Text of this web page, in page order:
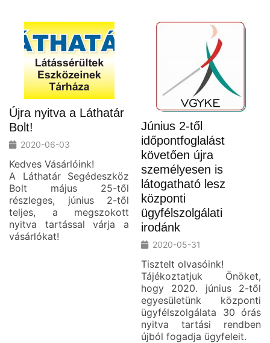
Újra nyitva a Láthatár
Bolt!
2020-06-03
Kedves Vásárlóink!
A Láthatár Segédeszköz
Bolt május 25-től
részleges, június 2-től
teljes, a megszokott
nyitva tartással várja a
vásárlókat!
Június 2-től
időpontfoglalást
követően újra
személyesen is
látogatható lesz
központi
ügyfélszolgálati
irodánk
2020-05-31
Tisztelt olvasóink!
Tájékoztatjuk Önöket,
hogy 2020. június 2-től
egyesületünk központi
ügyfélszolgálata 30 órás
nyitva tartási rendben
újból fogadja ügyfeleit.